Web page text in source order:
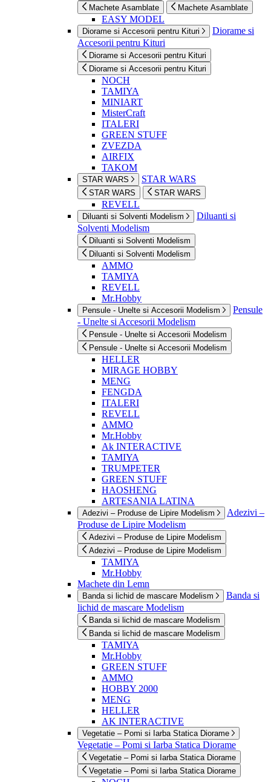
Machete Asamblate Machete Asamblate
EASY MODEL
Diorame si Accesorii pentru Kituri
Diorame si
Accesorii pentru Kituri
Diorame si Accesorii pentru Kituri
Diorame si Accesorii pentru Kituri
NOCH
TAMIYA
MINIART
MisterCraft
ITALERI
GREEN STUFF
ZVEZDA
AIRFIX
TAKOM
STAR WARS STAR WARS
STAR WARS STAR WARS
REVELL
Diluanti si Solventi Modelism
Diluanti si
Solventi Modelism
Diluanti si Solventi Modelism
Diluanti si Solventi Modelism
AMMO
TAMIYA
REVELL
Mr.Hobby
Pensule - Unelte si Accesorii Modelism
Pensule
- Unelte si Accesorii Modelism
Pensule - Unelte si Accesorii Modelism
Pensule - Unelte si Accesorii Modelism
HELLER
MIRAGE HOBBY
MENG
FENGDA
ITALERI
REVELL
AMMO
Mr.Hobby
Ak INTERACTIVE
TAMIYA
TRUMPETER
GREEN STUFF
HAOSHENG
ARTESANIA LATINA
Adezivi – Produse de Lipire Modelism
Adezivi –
Produse de Lipire Modelism
Adezivi – Produse de Lipire Modelism
Adezivi – Produse de Lipire Modelism
TAMIYA
Mr.Hobby
Machete din Lemn
Banda si lichid de mascare Modelism
Banda si
lichid de mascare Modelism
Banda si lichid de mascare Modelism
Banda si lichid de mascare Modelism
TAMIYA
Mr.Hobby
GREEN STUFF
AMMO
HOBBY 2000
MENG
HELLER
AK INTERACTIVE
Vegetatie – Pomi si Iarba Statica Diorame
Vegetatie – Pomi si Iarba Statica Diorame
Vegetatie – Pomi si Iarba Statica Diorame
Vegetatie – Pomi si Iarba Statica Diorame